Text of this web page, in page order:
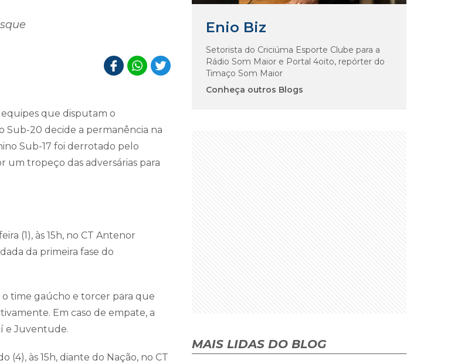
que disputam o
Sub-20 decide a permanência na
Sub-17 foi derrotado pelo
um tropeço das adversárias para
(1), às 15h, no CT Antenor
da primeira fase do
o time gaúcho e torcer para que
Em caso de empate, a
e Juventude.
(4), às 15h, diante do Nação, no CT
Enio Biz
Setorista do Criciúma Esporte Clube para a
Rádio Som Maior e Portal 4oito, repórter do
Timaço Som Maior
Conheça outros Blogs
MAIS LIDAS DO BLOG